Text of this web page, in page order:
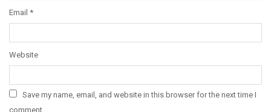
Email *
Website
Save my name, email, and website in this browser for the next time I
comment.